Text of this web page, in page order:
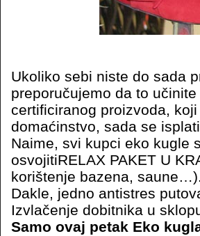
Ukoliko sebi niste do sada
preporučujemo da to
certificiranog proizvoda,
domaćinstvo, sada se
Naime, svi kupci eko kugle
osvojitiRELAX PAKET U
korištenje bazena, saune…).
Dakle, jedno antistres
Izvlačenje dobitnika u
Samo ovaj petak Eko